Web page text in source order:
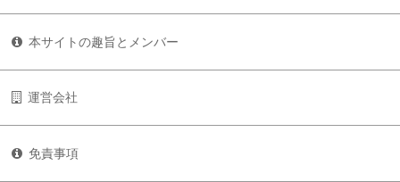
本サイトの趣旨とメンバー
運営会社
免責事項